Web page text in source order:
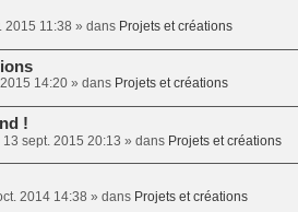
2015 11:38 » dans Projets et créations
14:20» dans Projets et créations
!
13 sept. 2015 20:13 » dans Projets et créations
2014 14:38 » dans Projets et créations